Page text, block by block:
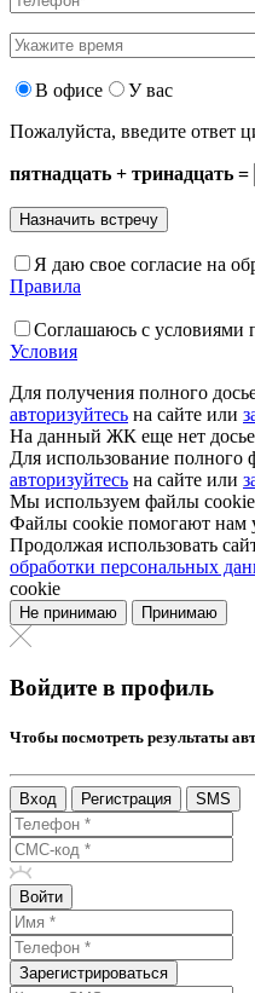
В офисе
У вас
Пожалуйста, введите ответ
пятнадцать + тринадцать =
Я даю свое согласие на
Правила
Соглашаюсь с условиями
Условия
Для получения полного
авторизуйтесь на сайте или
На данный ЖК еще нет досье
Для использование полного
авторизуйтесь на сайте или
Мы используем файлы cookie
Файлы cookie помогают нам
Продолжая использовать
обработки персональных
cookie
Не принимаю Принимаю
Войдите в профиль
Чтобы посмотреть результаты
Вход Регистрация SMS
Войти
Зарегистрироваться